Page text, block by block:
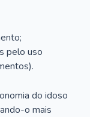
pelo uso
do idoso
o mais